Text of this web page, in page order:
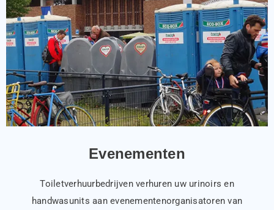
Evenementen
Toiletverhuurbedrijven verhuren uw urinoirs en
handwasunits aan evenementenorganisatoren van